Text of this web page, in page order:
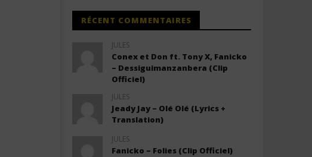
RÉCENT COMMENTAIRES
JULES
Conex et Don ft. Tony X, Fanicko
– Dessiguimanzanbera (Clip
Officiel)
JULES
Jeady Jay – Olé Olé (Lyrics +
Translation)
JULES
Fanicko – Folies (Clip Officiel)